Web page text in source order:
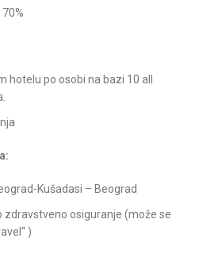
hotelu po osobi na bazi 10 all
Kušadasi – Beograd
zdravstveno osiguranje (može se
)